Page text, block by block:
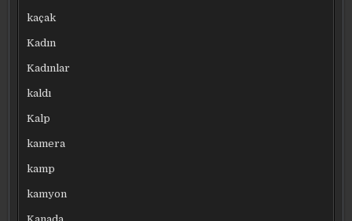
kaçak
Kadın
Kadınlar
kaldı
Kalp
kamera
kamp
kamyon